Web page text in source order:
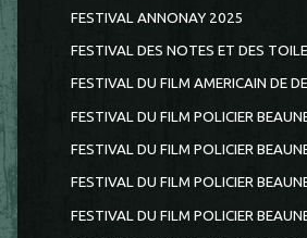
FESTIVAL ANNONAY 2025
FESTIVAL DES NOTES ET DES
FESTIVAL DU FILM AMERICAIN DE
FESTIVAL DU FILM POLICIER
FESTIVAL DU FILM POLICIER
FESTIVAL DU FILM POLICIER
FESTIVAL DU FILM POLICIER